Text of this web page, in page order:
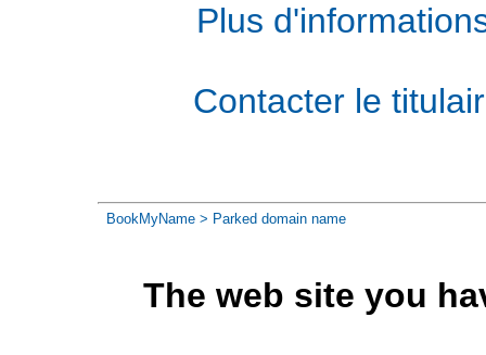
Plus
Contacter le
BookMyName > Parked domain name
The web site you